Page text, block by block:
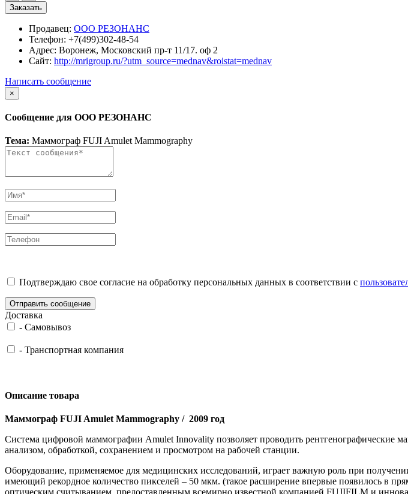
Заказать
Продавец: ООО РЕЗОНАНС
Телефон: +7(499)302-48-54
Адрес: Воронеж, Московский пр-т 11/17. оф 2
Сайт: http://mrigroup.ru/?utm_source=mednav&roistat=mednav
Написать сообщение
×
Сообщение для ООО РЕЗОНАНС
Тема: Маммограф FUJI Amulet Mammography
Подтверждаю свое согласие на обработку персональных данных в соответствии с
Отправить сообщение
Доставка
- Самовывоз
- Транспортная компания
Описание товара
Маммограф FUJI Amulet Mammography / 2009 год
Система цифровой маммографии Amulet Innovality позволяет проводить
анализом, обработкой, сохранением и просмотром на рабочей станции.
Оборудование, применяемое для медицинских исследований, играет важную роль при
имеющий рекордное количество пикселей – 50 мкм. (такое расширение впервые появилось в
оптическим считыванием, предоставленным всемирно известной компанией FUJIFILM и